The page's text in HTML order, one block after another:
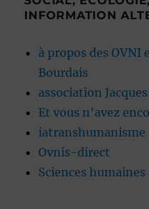
INFORMATION
à propos des OVNI
Bourdais
association
Et vous n'avez
iatranshumanisme
Ovnis-direct
Sciences humaines